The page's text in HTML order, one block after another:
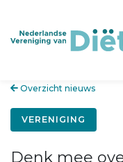
Overzicht nieuws
VERENIGING
Denk mee